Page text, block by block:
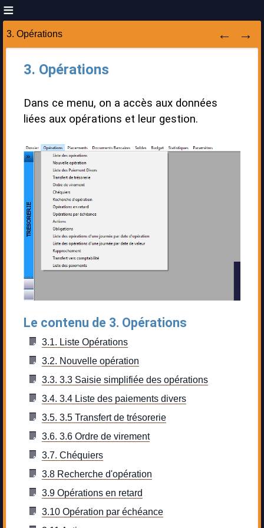
3. Opérations
3. Opérations
Dans ce menu, on a accès aux données
liées aux opérations et leur gestion.
Le contenu de 3. Opérations
3.1. Liste Opérations
3.2. Nouvelle opération
3.3. 3.3 Saisie simplifiée des opérations
3.4. 3.4 Liste des paiements divers
3.5. 3.5 Transfert de trésorerie
3.6. 3.6 Ordre de virement
3.7. Chéquiers
3.8 Recherche d'opération
3.9 Opérations en retard
3.10 Opération par échéance